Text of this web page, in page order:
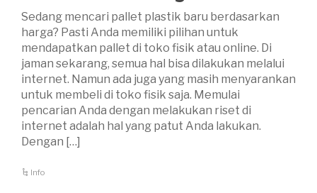
Sedang mencari pallet plastik baru berdasarkan
harga? Pasti Anda memiliki pilihan untuk
mendapatkan pallet di toko fisik atau online. Di
jaman sekarang, semua hal bisa dilakukan melalui
internet. Namun ada juga yang masih menyarankan
untuk membeli di toko fisik saja. Memulai
pencarian Anda dengan melakukan riset di
internet adalah hal yang patut Anda lakukan.
Dengan […]
Info